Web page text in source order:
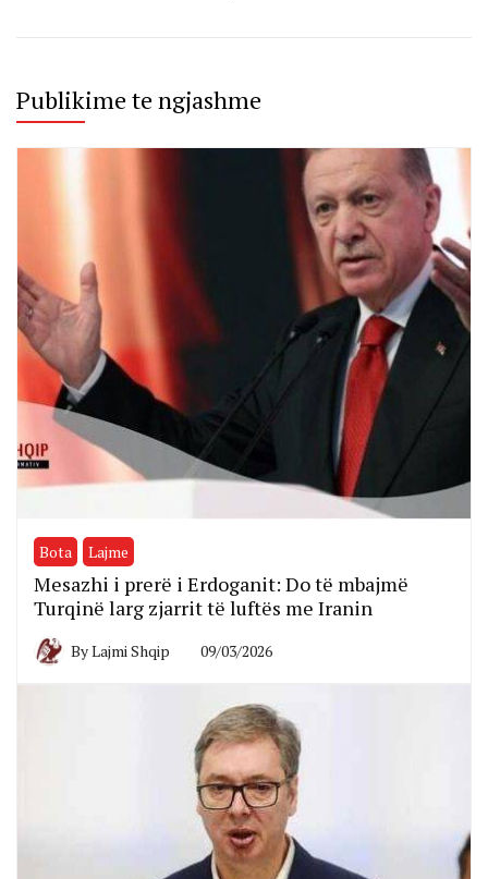
Publikime te ngjashme
Bota Lajme
Mesazhi i prerë i Erdoganit: Do të mbajmë
Turqinë larg zjarrit të luftës me Iranin
ByLajmi Shqip 09/03/2026